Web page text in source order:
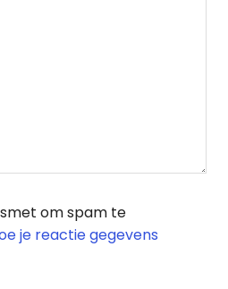
om spam te
je reactie gegevens